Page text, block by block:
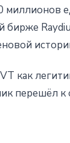
бирже
как
перешёл к